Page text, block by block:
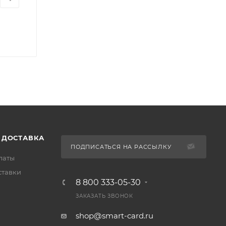
ПОДПИСАТЬСЯ НА РАССЫЛКУ
8 800 333-05-30
ЗАКАЗАТЬ ЗВОНОК
shop@smart-card.ru